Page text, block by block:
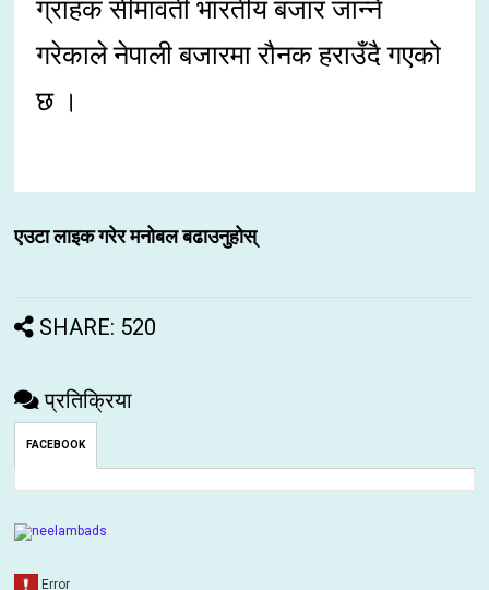
ग्राहक सीमावर्ती भारतीय बजार जान्ने
गरेकाले नेपाली बजारमा रौनक हराउँदै गएको
छ ।
एउटा लाइक गरेर मनोबल बढाउनुहोस्
SHARE: 520
प्रतिक्रिया
FACEBOOK